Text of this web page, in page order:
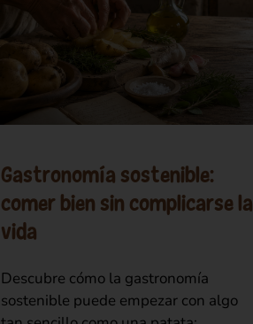
Gastronomía sostenible:
comer bien sin complicarse la
vida
Descubre cómo la gastronomía
sostenible puede empezar con algo